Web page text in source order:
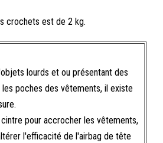
crochets est de 2 kg.
lourds et ou présentant des
poches des vêtements, il existe
pour accrocher les vêtements,
l'efficacité de l'airbag de tête